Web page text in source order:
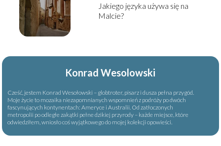
Jakiego języka używa się na
Malcie?
Konrad Wesolowski
Cześć, jestem Konrad Wesołowski – globtroter, pisarz i dusza pełna przygód.
Moje życie to mozaika niezapomnianych wspomnień z podróży po dwóch
fascynujących kontynentach: Ameryce i Australii. Od zatłoczonych
metropolii po odległe zakątki pełne dzikiej przyrody – każde miejsce, które
odwiedziłem, wniosło coś wyjątkowego do mojej kolekcji opowieści.